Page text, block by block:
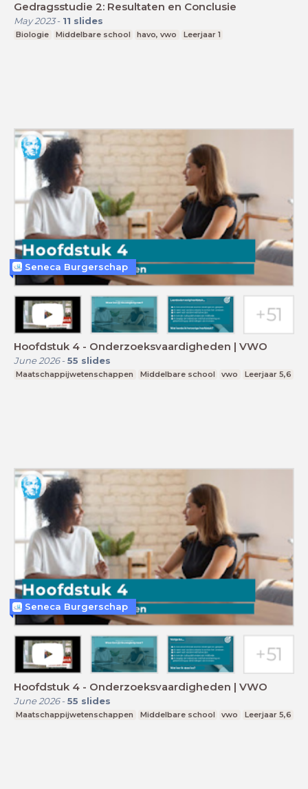
Gedragsstudie 2: Resultaten en Conclusie
May 2023- 11 slides
Biologie Middelbare school havo, vwo Leerjaar 1
Hoofdstuk 4 - Onderzoeksvaardigheden | VWO
June 2026- 55 slides
Maatschappijwetenschappen Middelbare school vwo Leerjaar 5,6
Seneca Burgerschap
Hoofdstuk 4 - Onderzoeksvaardigheden | VWO
June 2026- 55 slides
Maatschappijwetenschappen Middelbare school vwo Leerjaar 5,6
Seneca Burgerschap